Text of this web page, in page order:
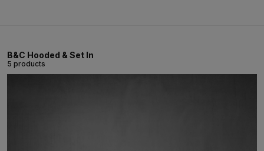
B&C Hooded & Set In
5 products